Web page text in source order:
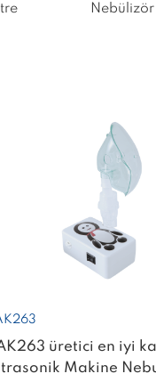
Nebülizör
üretici en iyi
Makine